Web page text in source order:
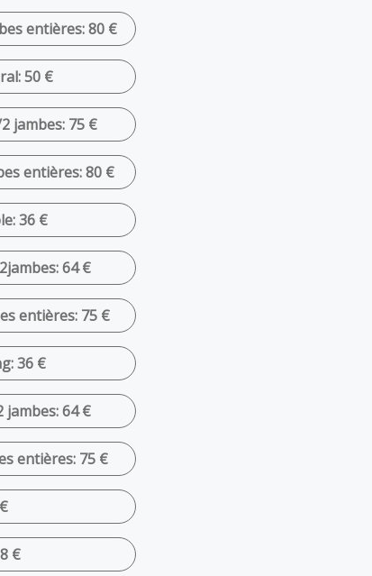
entières: 80 €
50 €
jambes: 75 €
entières: 80 €
36 €
64 €
entières: 75 €
36 €
64 €
entières: 75 €
€